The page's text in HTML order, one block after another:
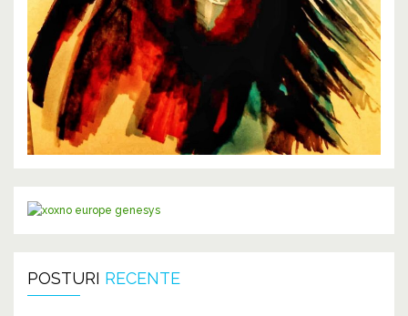
POSTURI RECENTE